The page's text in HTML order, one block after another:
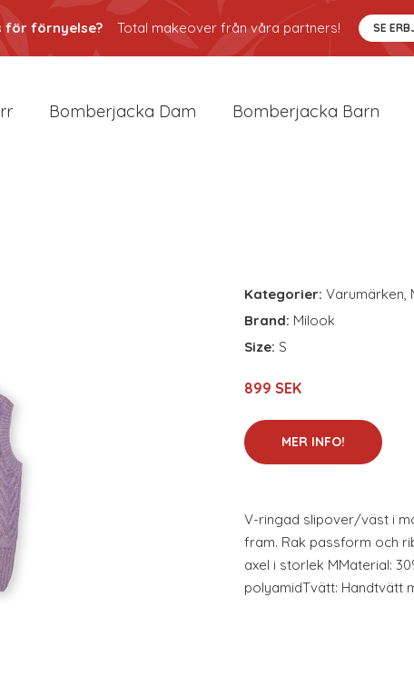
för förnyelse? Total makeover från våra partners! SE
Bomberjacka Dam Bomberjacka Barn
Kategorier: Varumärken,
Brand: Milook
Size: S
899 SEK
MER INFO!
V-ringad slipover/väst i
fram. Rak passform och
axel i storlek MMaterial:
polyamidTvätt: Handtvätt